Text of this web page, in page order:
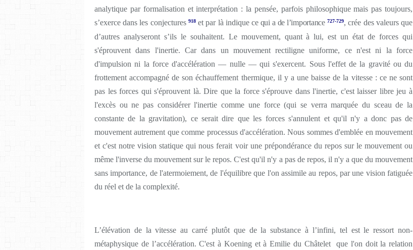
analytique par formalisation et interprétation : la pensée, parfois philosophique mais pas toujours,
s’exerce dans les conjectures 918et par là indiquece qui a de l’importance 727-729, crée des valeurs que
d’autres analyseront s’ils le souhaitent. Le mouvement, quant à lui, est un état de forces qui
s'éprouvent dans l'inertie. Car dans un mouvement rectiligne uniforme, ce n'est ni la force
d'impulsion ni la force d'accélération — nulle — qui s'exercent. Sous l'effet de la gravité ou du
frottement accompagné de son échauffement thermique, il y a une baisse de la vitesse : ce ne sont
pas les forces qui s'éprouvent là. Dire que la force s'éprouve dans l'inertie, c'est laisser libre jeu à
l'excès ou ne pas considérer l'inertie comme une force (qui se verra marquée du sceau de la
constante de la gravitation), ce serait dire que les forces s'annulent et qu'il n'y a donc pas de
mouvement autrement que comme processus d'accélération. Nous sommes d'emblée en mouvement
et c'est notre vision statique qui nous ferait voir une prépondérance du repos sur le mouvement ou
même l'inverse du mouvement sur le repos. C'est qu'il n'y a pas de repos, il n'y a que du mouvement
sans importance, de l'atermoiement, de l'équilibre que l'on assimile au repos, par une vision fatiguée
du réel et de la complexité.
L’élévation de la vitesse au carré plutôt que de la substance à l’infini, tel est le ressort non-
métaphysique de l’accélération. C'est à Koening et à Emilie du Châtelet que l'on doit la relation